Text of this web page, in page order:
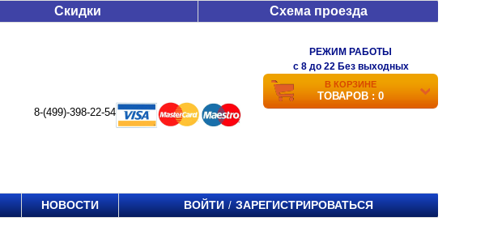
Скидки Схема проезда
8-(499)-398-22-54
РЕЖИМ РАБОТЫ
c 8 до 22 Без выходных
В КОРЗИНЕ
ТОВАРОВ : 0
НОВОСТИ ВОЙТИ / ЗАРЕГИСТРИРОВАТЬСЯ